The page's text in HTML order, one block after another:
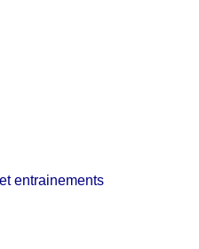
entrainements